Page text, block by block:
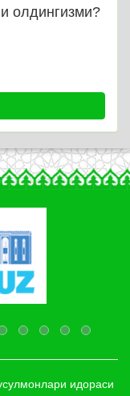
олдингизми?
идораси